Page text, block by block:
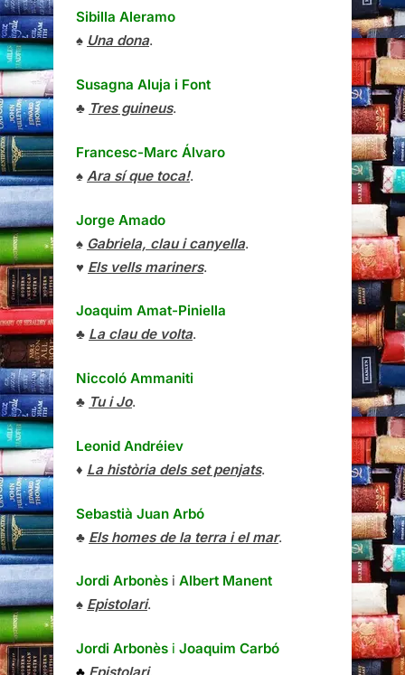
Sibilla Aleramo
♠ Una dona.
Susagna Aluja i Font
♣ Tres guineus.
Francesc-Marc Álvaro
♠ Ara sí que toca!.
Jorge Amado
♠ Gabriela, clau i canyella.
♥ Els vells mariners.
Joaquim Amat-Piniella
♣ La clau de volta.
Niccoló Ammaniti
♣ Tu i Jo.
Leonid Andréiev
♦ La història dels set penjats.
Sebastià Juan Arbó
♣ Els homes de la terra i el mar.
Jordi Arbonès i Albert Manent
♠ Epistolari.
Jordi Arbonès i Joaquim Carbó